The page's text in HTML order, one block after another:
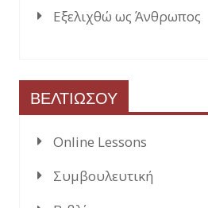
Εξελιχθώ ως Άνθρωπος
ΒΕΛΤΙΩΣΟΥ
Online Lessons
Συμβουλευτική